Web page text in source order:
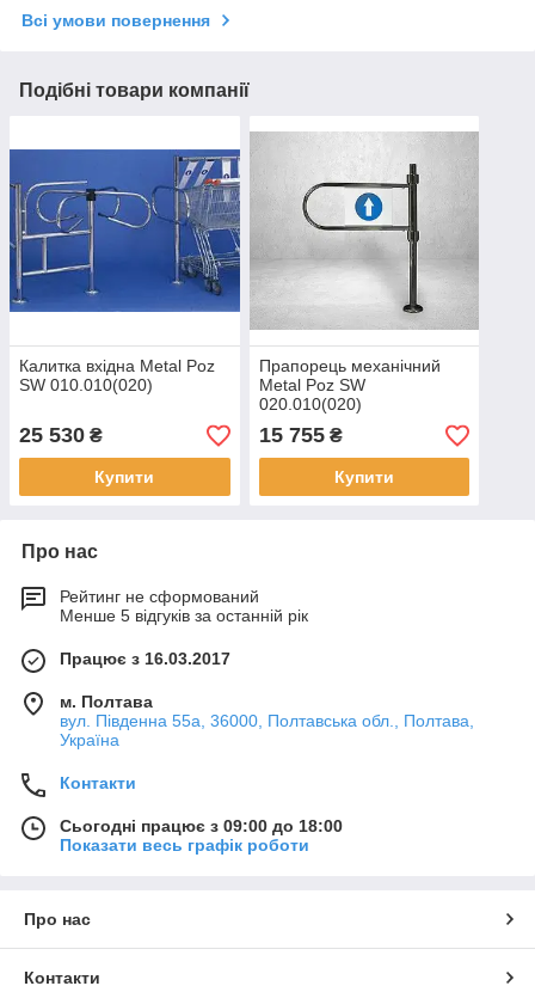
Всі умови повернення
Подібні товари компанії
Калитка вхідна Metal Poz
SW 010.010(020)
25 530 ₴
Купити
Прапорець механічний
Metal Poz SW
020.010(020)
15 755₴
Купити
Про нас
Рейтинг не сформований
Менше 5 відгуків за останній рік
Працює з 16.03.2017
м. Полтава
вул. Південна 55а, 36000, Полтавська обл., Полтава,
Україна
Контакти
Сьогодні працює з 09:00 до 18:00
Показати весь графік роботи
Про нас
Контакти